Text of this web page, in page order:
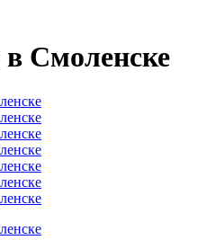
Смоленске